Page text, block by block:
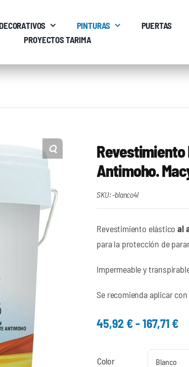
PINTURAS PUERTAS
PROYECTOS TARIMA
Revestimiento
Antimoho.
SKU:-blanco4l
Revestimiento elástico al
para la protección de
Impermeable y
Se recomienda aplicar
45,92 €-167,71 €
Color